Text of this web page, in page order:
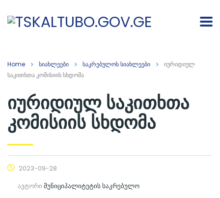
Home სიახლეები საკრებულოს სიახლეები
იურიდიულ
საკითხთა კომისიის სხდომა
იურიდიულ საკითხთა
კომისიის სხდომა
2023-09-28
ავტორი მუნიციპალიტეტის საკრებულო